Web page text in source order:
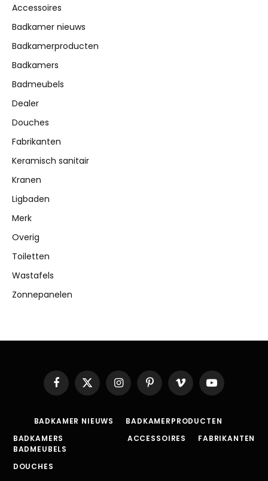
Accessoires
Badkamer nieuws
Badkamerproducten
Badkamers
Badmeubels
Dealer
Douches
Fabrikanten
Keramisch sanitair
Kranen
Ligbaden
Merk
Overig
Toiletten
Wastafels
Zonnepanelen
Facebook
X
(Twitter)
InstagramPinterestVimeo YouTube
BADKAMER NIEUWS
BADKAMERPRODUCTEN
BADKAMERS
BADMEUBELS
DOUCHES
ACCESSOIRES FABRIKANTEN